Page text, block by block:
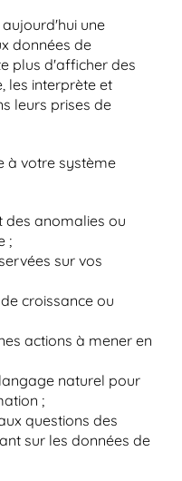
une
données de
plus d'afficher des
les interprète et
leurs prises de
à votre système
anomalies ou
;
sur vos
croissance ou
actions à mener en
naturel pour
;
questions des
sur les données de